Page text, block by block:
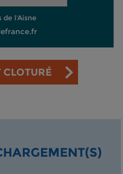
de l'Aisne
CLOTURÉ